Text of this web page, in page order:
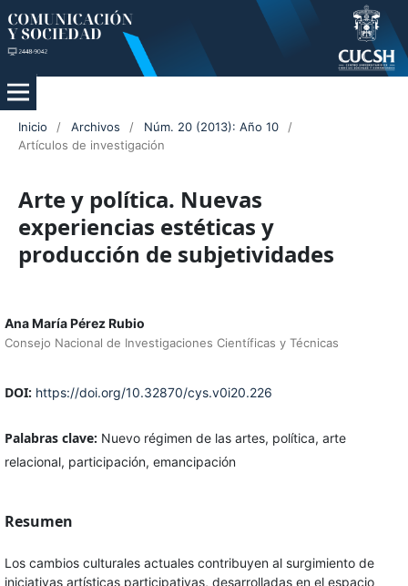
Inicio / Archivos / Núm. 20 (2013): Año 10
/
Artículos de investigación
Arte y política. Nuevas
experiencias estéticas y
producción de subjetividades
Ana María Pérez Rubio
Consejo Nacional de Investigaciones Científicas y Técnicas
DOI: https://doi.org/10.32870/cys.v0i20.226
Palabras clave: Nuevo régimen de las artes, política, arte
relacional, participación, emancipación
Resumen
Los cambios culturales actuales contribuyen al surgimiento de
iniciativas artísticas participativas, desarrolladas en el espacio